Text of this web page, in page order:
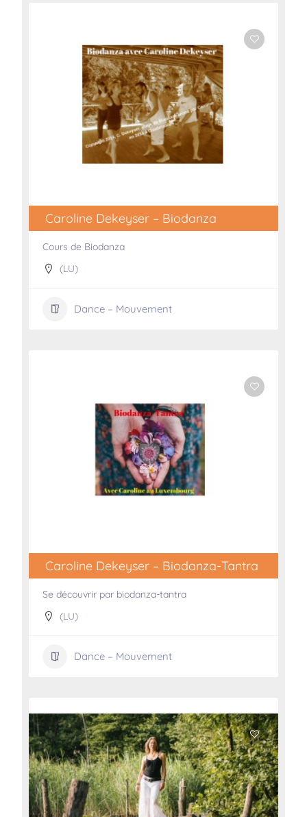
Caroline Dekeyser – Biodanza
Cours de Biodanza
(LU)
Dance – Mouvement
Caroline Dekeyser – Biodanza-Tantra
Se découvrir par biodanza-tantra
(LU)
Dance – Mouvement